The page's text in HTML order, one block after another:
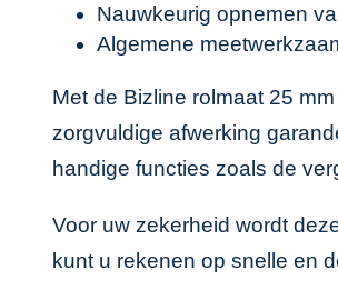
Nauwkeurig opnemen
Algemene
Met de Bizline rolmaat 25
zorgvuldige afwerking
handige functies zoals de
Voor uw zekerheid wordt
kunt u rekenen op snelle en